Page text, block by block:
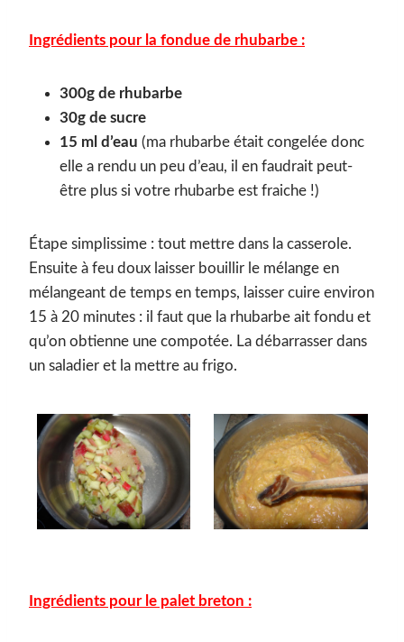
Ingrédients pour la fondue de rhubarbe :
300g de rhubarbe
30g de sucre
15 ml d’eau (ma rhubarbe était congelée donc
elle a rendu un peu d’eau, il en faudrait peut-
être plus si votre rhubarbe est fraiche !)
Étape simplissime : tout mettre dans la casserole.
Ensuite à feu doux laisser bouillir le mélange en
mélangeant de temps en temps, laisser cuire environ
15 à 20 minutes : il faut que la rhubarbe ait fondu et
qu’on obtienne une compotée. La débarrasser dans
un saladier et la mettre au frigo.
Ingrédients pour le palet breton :